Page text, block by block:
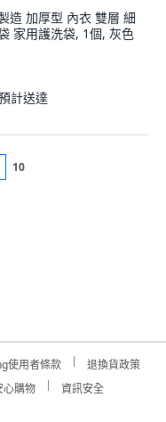
造 加厚型 內衣 雙層 細
家用護洗袋, 1個, 灰色
計送達
10
使用者條款
退換貨政策
心購物
資訊安全